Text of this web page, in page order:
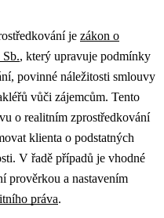
je zákon o
, který upravuje podmínky
povinné náležitosti smlouvy
vůči zájemcům. Tento
o realitním zprostředkování
klienta o podstatných
V řadě případů je vhodné
prověrkou a nastavením
práva.